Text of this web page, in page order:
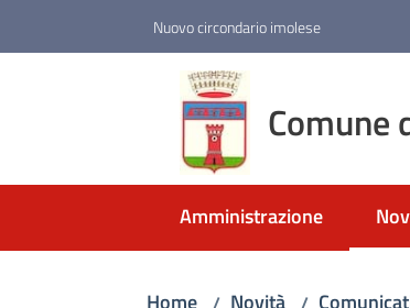
Nuovo circondario imolese
Comune
Amministrazione
Home Novità